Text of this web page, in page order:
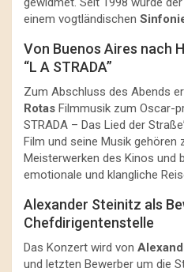
einem vogtländischen
Von Buenos Aires nach
“L A STRADA”
Zum Abschluss des Abends
Rotas Filmmusik zum Oscar-
STRADA – Das Lied der
Film und seine Musik gehören
Meisterwerken des Kinos und
emotionale und klangliche
Alexander Steinitz als
Chefdirigentenstelle
Das Konzert wird von
und letzten Bewerber um die